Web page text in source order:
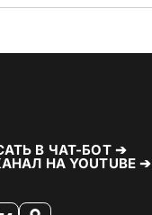
В ЧАТ-БОТ ➔
НА YOUTUBE ➔